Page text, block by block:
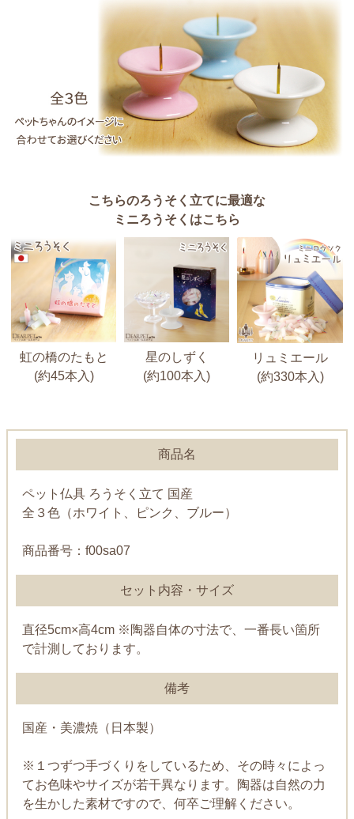
こちらのろうそく立てに最適な
ミニろうそくはこちら
虹の橋のたもと
(約45本入)
星のしずく
(約100本入)
リュミエール
(約330本入)
商品名
ペット仏具 ろうそく立て 国産
全３色（ホワイト、ピンク、ブルー）
商品番号：f00sa07
セット内容・サイズ
直径5cm×高4cm ※陶器自体の寸法で、一番長い箇所
で計測しております。
備考
国産・美濃焼（日本製）
※１つずつ手づくりをしているため、その時々によっ
てお色味やサイズが若干異なります。陶器は自然の力
を生かした素材ですので、何卒ご理解ください。